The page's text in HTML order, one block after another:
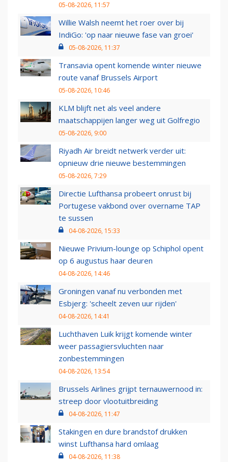
05-08-2026, 11:57
Willie Walsh neemt het roer over bij
IndiGo: 'op naar nieuwe fase van groei'
05-08-2026, 11:37
Transavia opent komende winter nieuwe
route vanaf Brussels Airport
05-08-2026, 10:46
KLM blijft net als veel andere
maatschappijen langer weg uit Golfregio
05-08-2026, 9:00
Riyadh Air breidt netwerk verder uit:
opnieuw drie nieuwe bestemmingen
05-08-2026, 7:29
Directie Lufthansa probeert onrust bij
Portugese vakbond over overname TAP
te sussen
04-08-2026, 15:33
Nieuwe Privium-lounge op Schiphol opent
op 6 augustus haar deuren
04-08-2026, 14:46
Groningen vanaf nu verbonden met
Esbjerg: 'scheelt zeven uur rijden'
04-08-2026, 14:41
Luchthaven Luik krijgt komende winter
weer passagiersvluchten naar
zonbestemmingen
04-08-2026, 13:54
Brussels Airlines grijpt ternauwernood in:
streep door vlootuitbreiding
04-08-2026, 11:47
Stakingen en dure brandstof drukken
winst Lufthansa hard omlaag
04-08-2026, 11:38